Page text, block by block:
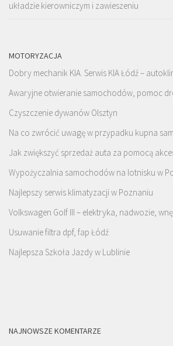
układzie kierowniczym i zawieszeniu
MOTORYZACJA
Dobry mechanik KIA. Serwis KIA Łódź –
Awaryjne otwieranie samochodów, pomoc
Czyszczenie dywanów Olsztyn
Na co zwrócić uwagę w przypadku kupna
Jak zwiększyć sprzedaż auta za pomocą
Wypożyczalnia samochodów na lotnisku w
Najlepszy serwis klimatyzacji w Poznaniu
Volkswagen Golf III – elektryka, nadwozie,
Usuwanie filtra dpf, fap Łódź
Najlepsza Szkoła Jazdy w Lublinie
NAJNOWSZE KOMENTARZE